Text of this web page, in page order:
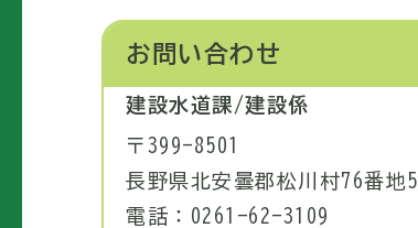
お問い合わせ
建設水道課/建設係
〒399-8501
長野県北安曇郡松川村76番地5
電話：0261-62-3109